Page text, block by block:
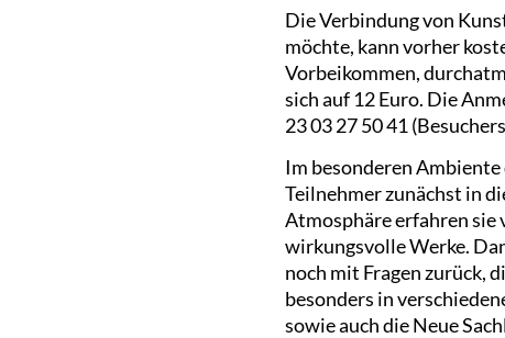
Die Verbindung von
möchte, kann vorher
Vorbeikommen,
sich auf 12 Euro. Die
23 03 27 50 41
Im besonderen
Teilnehmer zunächst in
Atmosphäre erfahren sie
wirkungsvolle Werke.
noch mit Fragen zurück,
besonders in
sowie auch die Neue